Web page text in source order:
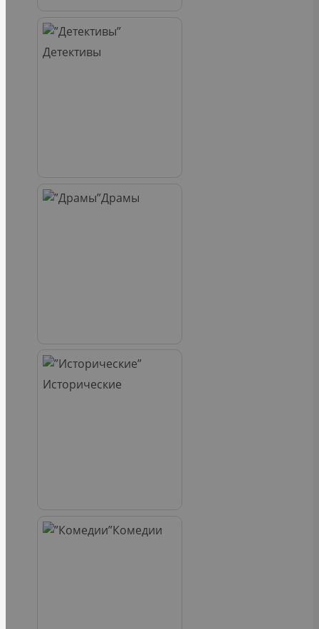
Детективы
Драмы
Исторические
Комедии